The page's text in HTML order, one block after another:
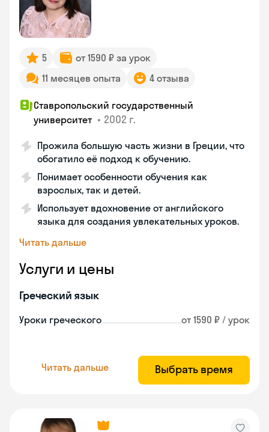
5
от 1590 ₽ за урок
11 месяцев опыта
4 отзыва
Ставропольский государственный
университет • 2002 г.
Прожила большую часть жизни в Греции, что
обогатило её подход к обучению.
Понимает особенности обучения как
взрослых, так и детей.
Использует вдохновение от английского
языка для создания увлекательных уроков.
Читать дальше
Услуги и цены
Греческий язык
Уроки греческого от 1590 ₽ / урок
Читать дальше Выбрать время